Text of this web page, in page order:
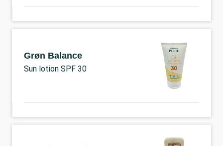
Grøn Balance
Sun lotion SPF 30